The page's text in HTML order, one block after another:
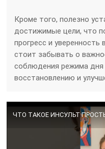
Кроме того, полезно
достижимые цели, что
прогресс и уверенность
стоит забывать о
соблюдения режима
восстановлению и